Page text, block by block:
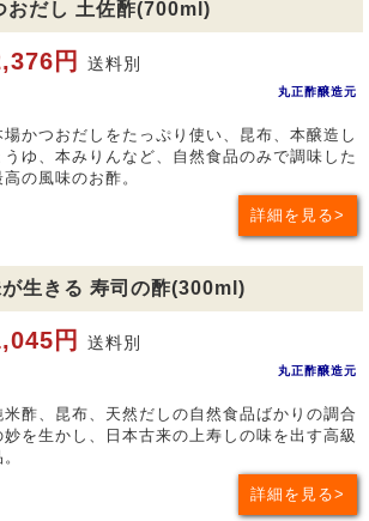
おだし 土佐酢(700ml)
円 送料別
丸正酢醸造元
場かつおだしをたっぷり使い、昆布、本醸造し
うゆ、本みりんなど、自然食品のみで調味した
高の風味のお酢。
詳細を見る
生きる 寿司の酢(300ml)
円 送料別
丸正酢醸造元
米酢、昆布、天然だしの自然食品ばかりの調合
妙を生かし、日本古来の上寿しの味を出す高級
詳細を見る